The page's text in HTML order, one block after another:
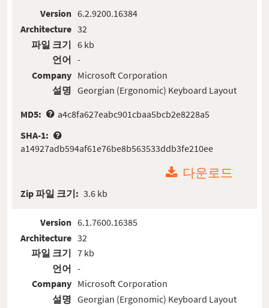
Version
Architecture
파일 크기
언어
Company
설명
6.2.9200.16384
32
6 kb
-
Microsoft Corporation
Georgian (Ergonomic) Keyboard Layout
MD5:
a4c8fa627eabc901cbaa5bcb2e8228a5
SHA-1:
a14927adb594af61e76be8b563533ddb3fe210ee
다운로드
Zip 파일 크기: 3.6 kb
Version
Architecture
파일 크기
언어
Company
설명
6.1.7600.16385
32
7 kb
-
Microsoft Corporation
Georgian (Ergonomic) Keyboard Layout